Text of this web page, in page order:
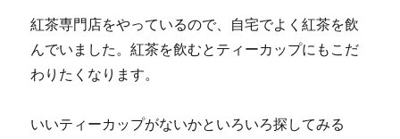
紅茶専門店をやっているので、自宅でよく紅茶を飲
んでいました。紅茶を飲むとティーカップにもこだ
わりたくなります。
いいティーカップがないかといろいろ探してみる